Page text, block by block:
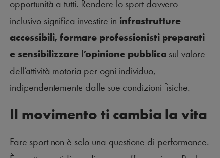
opportunità a tutti. Rendere lo sport davvero
inclusivo significa investire in infrastrutture
accessibili, formare professionisti preparati
e sensibilizzare l’opinione pubblica sul valore
dell’attività motoria per ogni individuo,
indipendentemente dalle sue condizioni fisiche.
Il movimento ti cambia la vita
Fare sport non è solo una questione di performance.